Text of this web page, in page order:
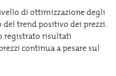
di ottimizzazione degli
del trend positivo dei prezzi.
registrato risultati
continua a pesare sul